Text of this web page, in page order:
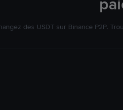
des USDT sur Binance P2P.